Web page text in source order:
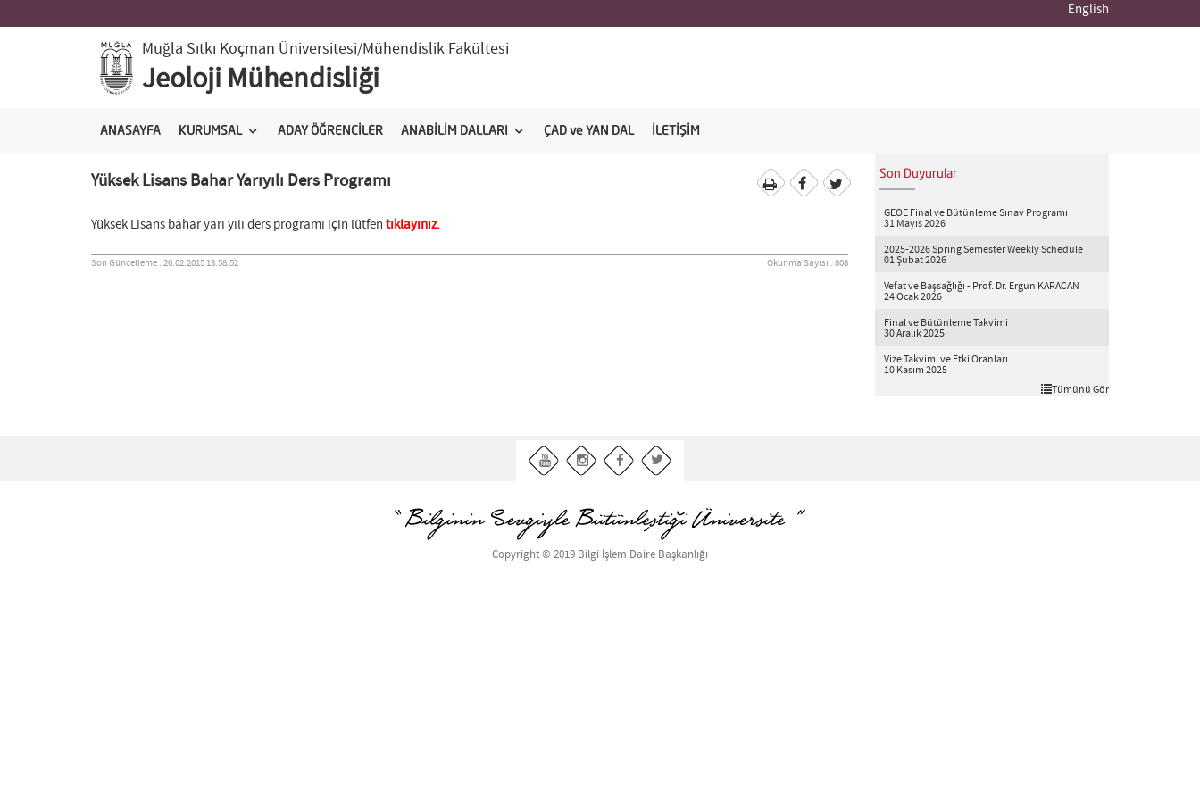
English
Muğla Sıtkı Koçman Üniversitesi/Mühendislik Fakültesi
Jeoloji Mühendisliği
ANASAYFA KURUMSAL ADAY ÖĞRENCİLER ANABİLİM DALLARI ÇAD ve YAN DAL İLETİŞİM
Yüksek Lisans Bahar Yarıyılı Ders Programı
Yüksek Lisans bahar yarı yılı ders programı için lütfen tıklayınız.
Son Güncelleme : 26.02.2015 13:58:52 Okunma Sayısı : 808
Son Duyurular
GEOE Final ve Bütünleme Sınav Programı
31 Mayıs 2026
2025-2026 Spring Semester Weekly Schedule
01 Şubat 2026
Vefat ve Başsağlığı - Prof. Dr. Ergun KARACAN
24 Ocak 2026
Final ve Bütünleme Takvimi
30 Aralık 2025
Vize Takvimi ve Etki Oranları
10 Kasım 2025
Tümünü Gör
Copyright © 2019 Bilgi İşlem Daire Başkanlığı